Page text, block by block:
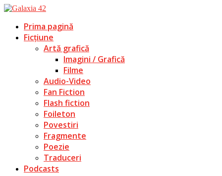
Prima pagină
Ficțiune
Artă grafică
Imagini / Grafică
Filme
Audio-Video
Fan Fiction
Flash fiction
Foileton
Povestiri
Fragmente
Poezie
Traduceri
Podcasts